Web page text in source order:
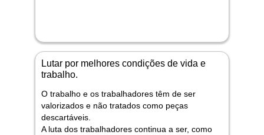
Lutar por melhores condições de vida e
trabalho.
O trabalho e os trabalhadores têm de ser
valorizados e não tratados como peças
descartáveis.
A luta dos trabalhadores continua a ser, como